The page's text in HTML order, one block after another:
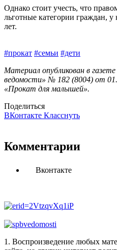
Однако стоит учесть, что
льготные категории граждан, у
лет.
#прокат #семьи #дети
Материал опубликован в
ведомости» № 182 (8004) от
«Прокат для малышей».
Поделиться
ВКонтакте Класснуть
Комментарии
Вконтакте
1. Воспроизведение любых